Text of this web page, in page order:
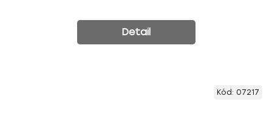
Detail
Kód: 07217